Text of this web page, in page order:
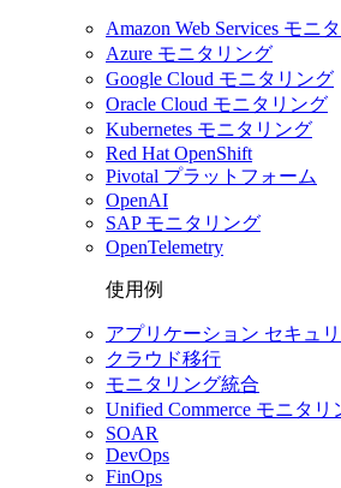
Amazon Web Services モニ
Azure モニタリング
Google Cloud モニタリング
Oracle Cloud モニタリング
Kubernetes モニタリング
Red Hat OpenShift
Pivotal プラットフォーム
OpenAI
SAP モニタリング
OpenTelemetry
使用例
アプリケーション セキュ
クラウド移行
モニタリング統合
Unified Commerce モニタリ
SOAR
DevOps
FinOps